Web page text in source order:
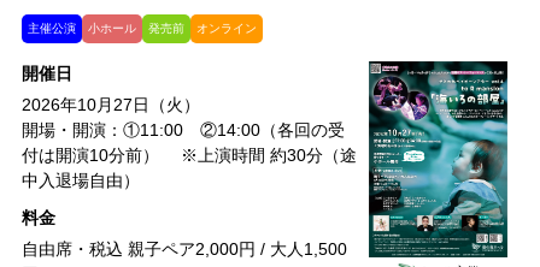
主催公演 小ホール 発売前 オンライン
開催日
2026年10月27日（火）
開場・開演：①11:00 ②14:00（各回の受
付は開演10分前） ※上演時間 約30分（途
中入退場自由）
料金
自由席・税込 親子ペア2,000円 / 大人1,500